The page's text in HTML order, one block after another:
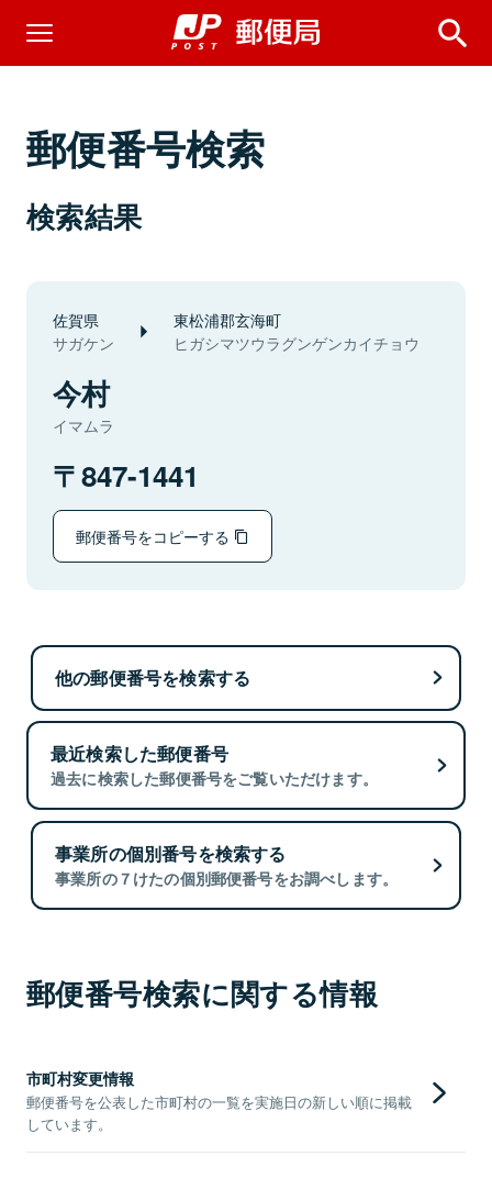
郵便番号検索
検索結果
佐賀県
サガケン
東松浦郡玄海町
ヒガシマツウラグンゲンカイチョウ
今村
イマムラ
847-1441
郵便番号をコピーする
他の郵便番号を検索する
最近検索した郵便番号
過去に検索した郵便番号をご覧いただけます。
事業所の個別番号を検索する
事業所の７けたの個別郵便番号をお調べします。
郵便番号検索に関する情報
市町村変更情報
郵便番号を公表した市町村の一覧を実施日の新しい順に掲載
しています。